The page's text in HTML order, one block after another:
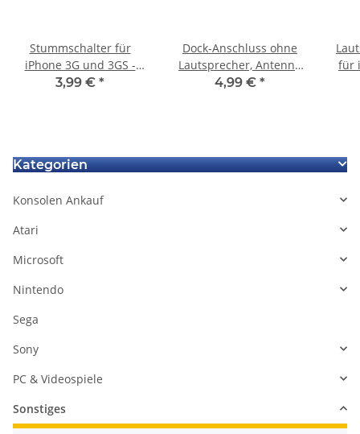
Stummschalter für
iPhone 3G und 3GS -
Schwarz
3,99 € *
Dock-Anschluss ohne
Lautsprecher, Antenne
oder Mikrofon für
4,99 € *
für
Kategorien
Konsolen Ankauf
Atari
Microsoft
Nintendo
Sega
Sony
PC & Videospiele
Sonstiges